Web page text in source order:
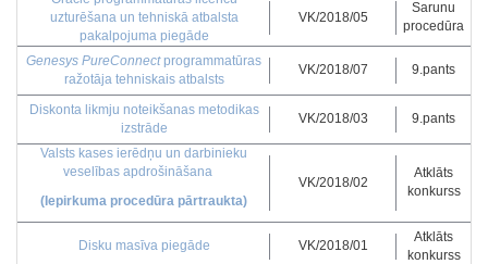
uzturēšana un tehniskā atbalsta
pakalpojuma piegāde
VK/2018/05
Sarunu
procedūra
Genesys PureConnectprogrammatūras
ražotāja tehniskais atbalsts
VK/2018/07 9.pants
Diskonta likmju noteikšanas metodikas
izstrāde
VK/2018/03 9.pants
Valsts kases ierēdņu un darbinieku
veselības apdrošināšana
(Iepirkuma procedūra pārtraukta)
VK/2018/02
Atklāts
konkurss
Disku masīva piegāde VK/2018/01
Atklāts
konkurss